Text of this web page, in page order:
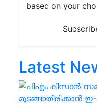
based on your
Latest